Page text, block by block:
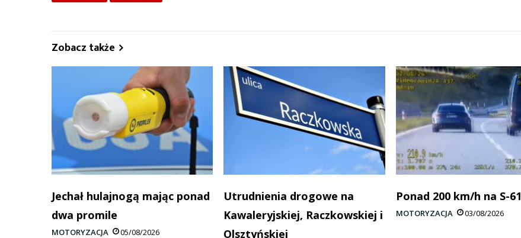
Zobacz także
Jechał hulajnogą mając ponad
dwa promile
MOTORYZACJA 05/08/2026
Utrudnienia drogowe na
Kawaleryjskiej, Raczkowskiej i
Olsztyńskiej
Ponad 200 km/h na S-61
MOTORYZACJA 03/08/2026